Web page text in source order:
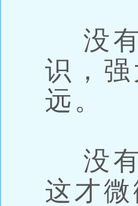
没有
识，
远。
没有
这才